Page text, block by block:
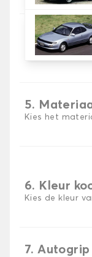
4. Tapijt
Kies de kleur
5.
Kies het
6. Kleur
Kies de kleur
7.